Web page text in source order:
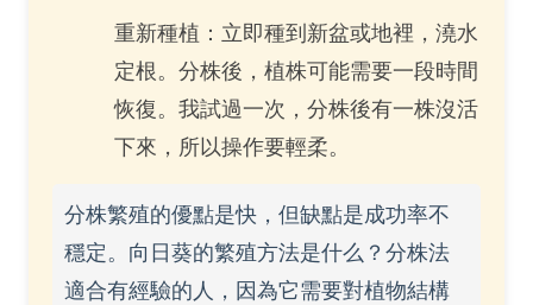
重新種植：立即種到新盆或地裡，澆水
定根。分株後，植株可能需要一段時間
恢復。我試過一次，分株後有一株沒活
下來，所以操作要輕柔。
分株繁殖的優點是快，但缺點是成功率不
穩定。向日葵的繁殖方法是什么？分株法
適合有經驗的人，因為它需要對植物結構